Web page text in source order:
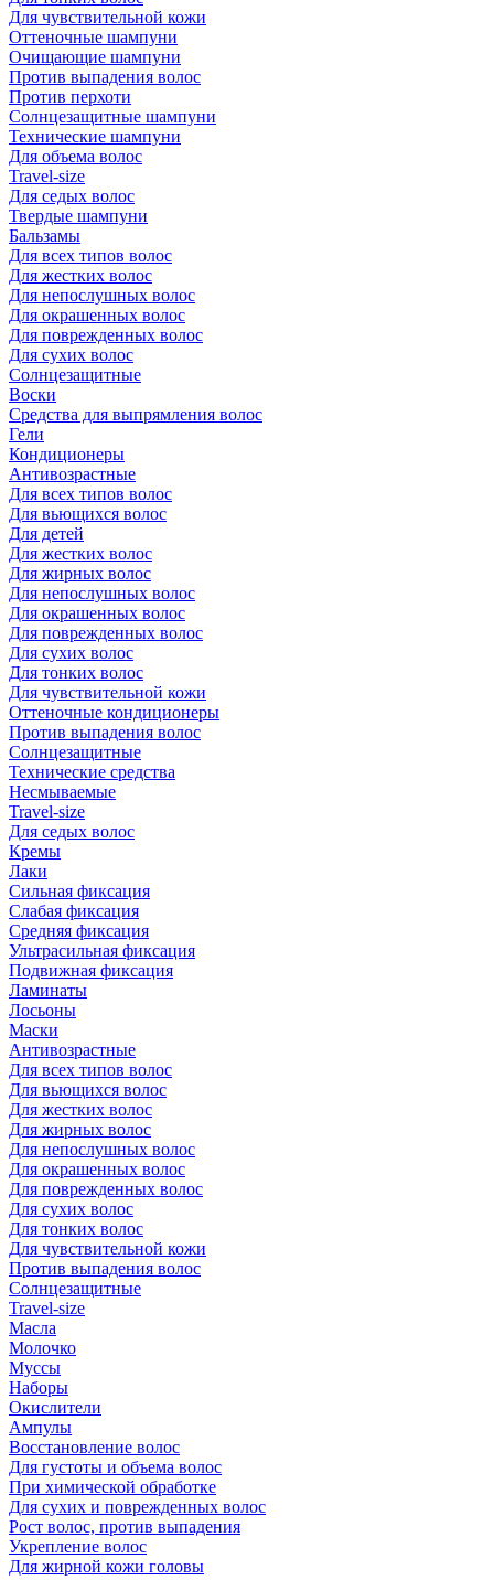
Для чувствительной кожи
Оттеночные шампуни
Очищающие шампуни
Против выпадения волос
Против перхоти
Солнцезащитные шампуни
Технические шампуни
Для объема волос
Travel-size
Для седых волос
Твердые шампуни
Бальзамы
Для всех типов волос
Для жестких волос
Для непослушных волос
Для окрашенных волос
Для поврежденных волос
Для сухих волос
Солнцезащитные
Воски
Средства для выпрямления волос
Гели
Кондиционеры
Антивозрастные
Для всех типов волос
Для вьющихся волос
Для детей
Для жестких волос
Для жирных волос
Для непослушных волос
Для окрашенных волос
Для поврежденных волос
Для сухих волос
Для тонких волос
Для чувствительной кожи
Оттеночные кондиционеры
Против выпадения волос
Солнцезащитные
Технические средства
Несмываемые
Travel-size
Для седых волос
Кремы
Лаки
Сильная фиксация
Слабая фиксация
Средняя фиксация
Ультрасильная фиксация
Подвижная фиксация
Ламинаты
Лосьоны
Маски
Антивозрастные
Для всех типов волос
Для вьющихся волос
Для жестких волос
Для жирных волос
Для непослушных волос
Для окрашенных волос
Для поврежденных волос
Для сухих волос
Для тонких волос
Для чувствительной кожи
Против выпадения волос
Солнцезащитные
Travel-size
Масла
Молочко
Муссы
Наборы
Окислители
Ампулы
Восстановление волос
Для густоты и объема волос
При химической обработке
Для сухих и поврежденных волос
Рост волос, против выпадения
Укрепление волос
Для жирной кожи головы